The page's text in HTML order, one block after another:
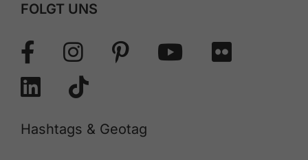
FOLGT UNS
Hashtags & Geotag